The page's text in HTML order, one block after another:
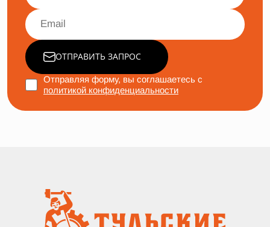
ОТПРАВИТЬ ЗАПРОС
Отправляя форму, вы соглашаетесь с
политикой конфиденциальности